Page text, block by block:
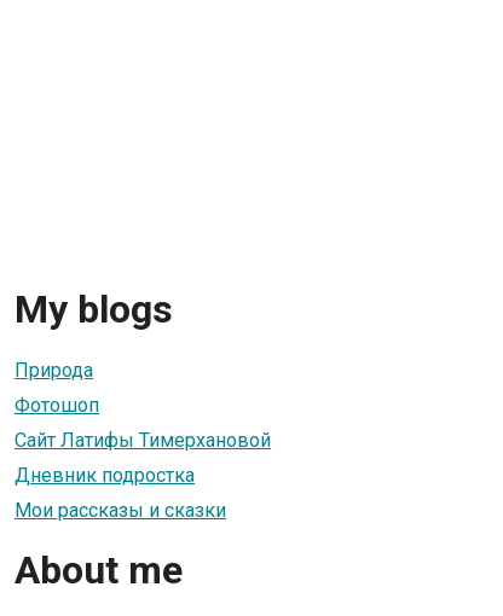
My blogs
Природа
Фотошоп
Сайт Латифы Тимерхановой
Дневник подростка
Мои рассказы и сказки
About me